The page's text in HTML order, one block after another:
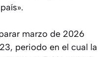
marzo de 2026
periodo en el cual la